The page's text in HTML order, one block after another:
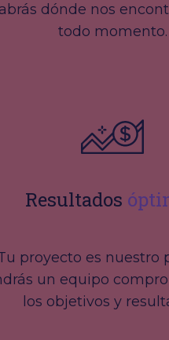
dónde nos
todo momento.
Resultados
proyecto es nuestro
un equipo
los objetivos y